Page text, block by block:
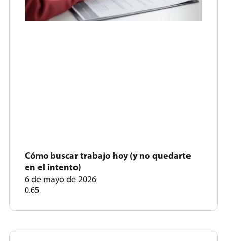
Cómo buscar trabajo hoy (y no quedarte
en el intento)
6 de mayo de 2026